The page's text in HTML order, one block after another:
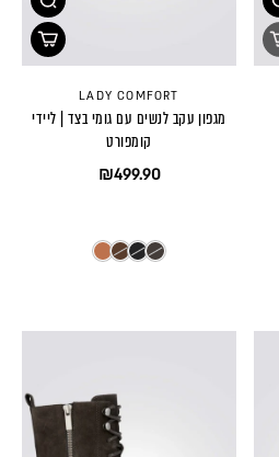
LADY COMFORT
מגפון עקב לנשים עם גומי בצד | ליידי
קומפורט
₪499.90